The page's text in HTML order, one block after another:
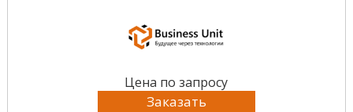
Цена по запросу
Заказать